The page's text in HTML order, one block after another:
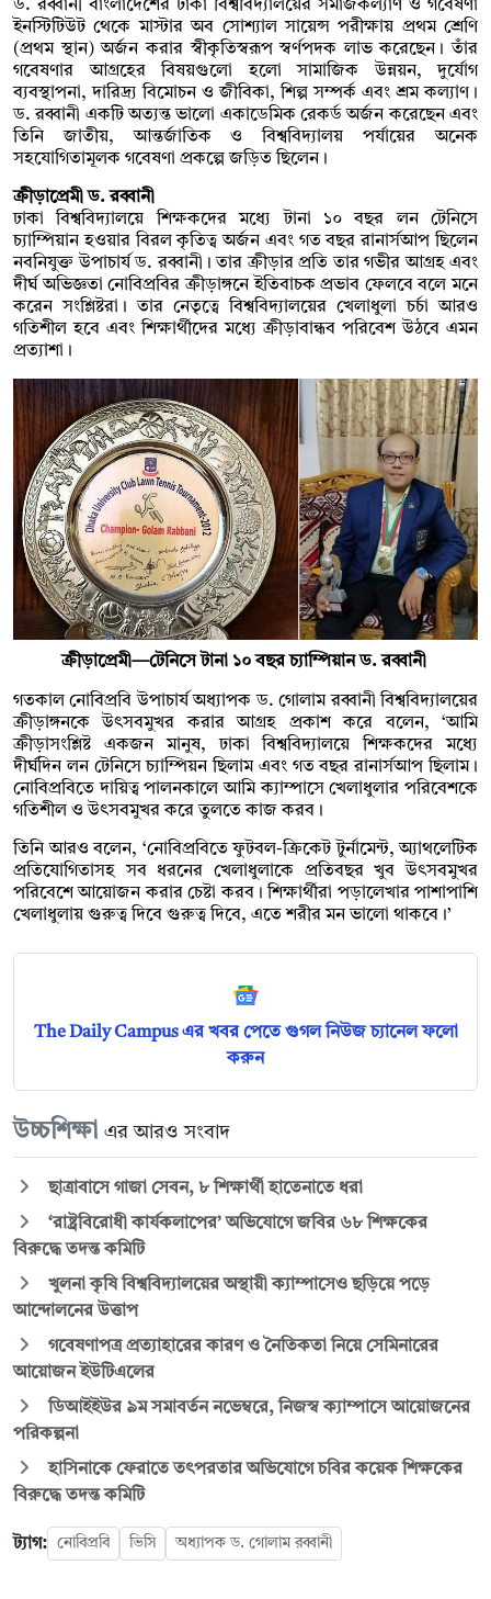
ড. রব্বানী বাংলাদেশের ঢাকা বিশ্ববিদ্যালয়ের সমাজকল্যাণ ও গবেষণা
ইনস্টিটিউট থেকে মাস্টার অব সোশ্যাল সায়েন্স পরীক্ষায় প্রথম শ্রেণি
(প্রথম স্থান) অর্জন করার স্বীকৃতিস্বরূপ স্বর্ণপদক লাভ করেছেন। তাঁর
গবেষণার আগ্রহের বিষয়গুলো হলো সামাজিক উন্নয়ন, দুর্যোগ
ব্যবস্থাপনা, দারিদ্র্য বিমোচন ও জীবিকা, শিল্প সম্পর্ক এবং শ্রম কল্যাণ।
ড. রব্বানী একটি অত্যন্ত ভালো একাডেমিক রেকর্ড অর্জন করেছেন এবং
তিনি জাতীয়, আন্তর্জাতিক ও বিশ্ববিদ্যালয় পর্যায়ের অনেক
সহযোগিতামূলক গবেষণা প্রকল্পে জড়িত ছিলেন।
ক্রীড়াপ্রেমী ড. রব্বানী
ঢাকা বিশ্ববিদ্যালয়ে শিক্ষকদের মধ্যে টানা ১০ বছর লন টেনিসে
চ্যাম্পিয়ান হওয়ার বিরল কৃতিত্ব অর্জন এবং গত বছর রানার্সআপ ছিলেন
নবনিযুক্ত উপাচার্য ড. রব্বানী। তার ক্রীড়ার প্রতি তার গভীর আগ্রহ এবং
দীর্ঘ অভিজ্ঞতা নোবিপ্রবির ক্রীড়াঙ্গনে ইতিবাচক প্রভাব ফেলবে বলে মনে
করেন সংশ্লিষ্টরা। তার নেতৃত্বে বিশ্ববিদ্যালয়ের খেলাধুলা চর্চা আরও
গতিশীল হবে এবং শিক্ষার্থীদের মধ্যে ক্রীড়াবান্ধব পরিবেশ উঠবে এমন
প্রত্যাশা।
ক্রীড়াপ্রেমী—টে‌নি‌সে টানা ১০ বছর চ্যাম্পিয়ান ড. রব্বানী
গতকাল নোবিপ্রবি উপাচার্য অধ্যাপক ড. গোলাম রব্বানী বিশ্ববিদ্যালয়ের
ক্রীড়াঙ্গনকে উৎসবমুখর করার আগ্রহ প্রকাশ করে বলেন, ‘আমি
ক্রীড়াসংশ্লিষ্ট একজন মানুষ, ঢাকা বিশ্ববিদ্যালয়ে শিক্ষকদের মধ্যে
দীর্ঘদিন লন টেনিসে চ্যাম্পিয়ন ছিলাম এবং গত বছর রানার্সআপ ছিলাম।
নোবিপ্রবিতে দায়িত্ব পালনকালে আমি ক্যাম্পাসে খেলাধুলার পরিবেশকে
গতিশীল ও উৎসবমুখর করে তুলতে কাজ করব।
তিনি আরও বলেন, ‘নোবিপ্রবিতে ফুটবল-ক্রিকেট টুর্নামেন্ট, অ্যাথলেটিক
প্রতিযোগিতাসহ সব ধরনের খেলাধুলাকে প্রতিবছর খুব উৎসবমুখর
পরিবেশে আয়োজন করার চেষ্টা করব। শিক্ষার্থীরা পড়ালেখার পাশাপাশি
খেলাধুলায় গুরুত্ব দিবে গুরুত্ব দিবে, এতে শরীর মন ভালো থাকবে।’
The Daily Campus এর খবর পেতে গুগল নিউজ চ্যানেল ফলো
করুন
উচ্চশিক্ষা এর আরও সংবাদ
ছাত্রাবাসে গাজা সেবন, ৮ শিক্ষার্থী হাতেনাতে ধরা
‘রাষ্ট্রবিরোধী কার্যকলাপের’ অভিযোগে জবির ৬৮ শিক্ষকের
বিরুদ্ধে তদন্ত কমিটি
খুলনা কৃষি বিশ্ববিদ্যালয়ের অস্থায়ী ক্যাম্পাসেও ছড়িয়ে পড়ে
আন্দোলনের উত্তাপ
গবেষণাপত্র প্রত্যাহারের কারণ ও নৈতিকতা নিয়ে সেমিনারের
আয়োজন ইউটিএলের
ডিআইইউর ৯ম সমাবর্তন নভেম্বরে, নিজস্ব ক্যাম্পাসে আয়োজনের
পরিকল্পনা
হাসিনাকে ফেরাতে তৎপরতার অভিযোগে চবির কয়েক শিক্ষকের
বিরুদ্ধে তদন্ত কমিটি
ট্যাগ: নোবিপ্রবি ভিসি অধ্যাপক ড. গোলাম রব্বানী